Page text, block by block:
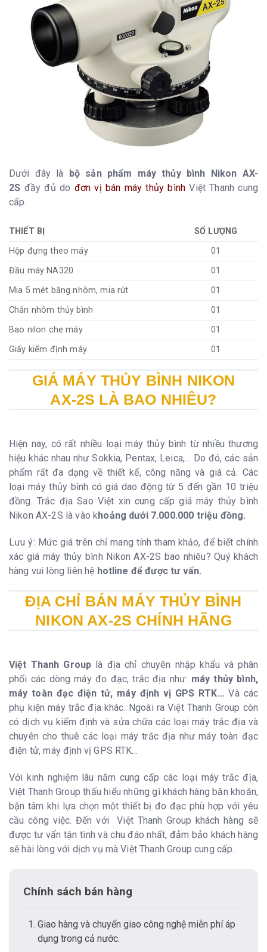
Dưới đây là
bộ sản phẩm máy thủy bình Nikon AX-
2S đầy đủ do đơn vị bán máy thủy bình Việt Thanh cung
cấp.
THIẾT BỊ
SỐ LƯỢNG
Hộp đựng theo máy
01
Đầu máy NA320
01
Mia 5 mét bằng nhôm, mia rút
01
Chân nhôm thủy bình
01
Bao nilon che máy
01
Giấy kiểm định máy
01
GIÁ MÁY THỦY BÌNH NIKON
AX-2S LÀ BAO NHIÊU?
Hiện nay, có rất nhiều loại máy thủy bình từ nhiều thương
hiệu khác nhau như Sokkia, Pentax, Leica,… Do đó, các sản
phẩm rất đa dạng về thiết kế, công năng và giá cả. Các
loại máy thủy bình có giá dao động từ 5 đến gần 10 triệu
đồng. Trắc địa Sao Việt xin cung cấp giá máy thủy bình
Nikon AX-2S là vào khoảng dưới 7.000.000 triệu đồng.
Lưu ý: Mức giá trên chỉ mang tính tham khảo, để biết chính
xác giá máy thủy bình Nikon AX-2S bao nhiêu? Quý khách
hàng vui lòng liên hệ hotline để được tư vấn.
ĐỊA CHỈ BÁN MÁY THỦY BÌNH
NIKON AX-2S CHÍNH HÃNG
Việt Thanh Group là địa chỉ chuyên nhập khẩu và phân
phối các dòng máy đo đạc, trắc địa như: máy thủy bình,
máy toàn đạc điện tử, máy định vị GPS RTK… Và các
phụ kiện máy trắc địa khác. Ngoài ra Việt Thanh Group còn
có dịch vụ kiểm định và sửa chữa các loại máy trắc địa và
chuyên cho thuê các loại máy trắc địa như máy toàn đạc
điện tử, máy định vị GPS RTK…
Với kinh nghiệm lâu năm cung cấp các loại máy trắc địa,
Việt Thanh Group thấu hiểu những gì khách hàng băn khoăn,
bận tâm khi lựa chọn một thiết bị đo đạc phù hợp với yêu
cầu công việc. Đến với Việt Thanh Group khách hàng sẽ
được tư vấn tận tình và chu đáo nhất, đảm bảo khách hàng
sẽ hài lòng với dịch vụ mà Việt Thanh Group cung cấp.
Chính sách bán hàng
Giao hàng và chuyển giao công nghệ miễn phí áp
dụng trong cả nước.